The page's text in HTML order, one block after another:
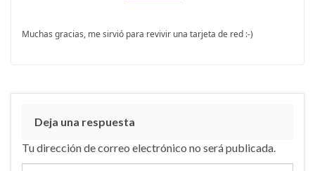
Muchas gracias, me sirvió para revivir una tarjeta de red :-)
Deja una respuesta
Tu dirección de correo electrónico no será publicada.